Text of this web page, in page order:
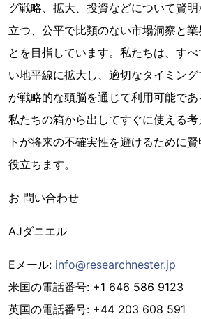
グ戦略、拡大、投資などについて賢
立つ、公平で比類のない市場洞察と
とを目指しています。私たちは、す
い地平線に拡大し、適切なタイミン
が戦略的な頭脳を通じて利用可能であ
私たちの箱から出してすぐに使える
トが将来の不確実性を避けるために
役立ちます。
お 問い合わせ
AJダニエル
Eメール: info@researchnester.jp
米国の電話番号: +1 646 586 9123
英国の電話番号: +44 203 608 591